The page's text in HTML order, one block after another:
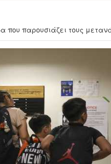
που παρουσιάζει τους